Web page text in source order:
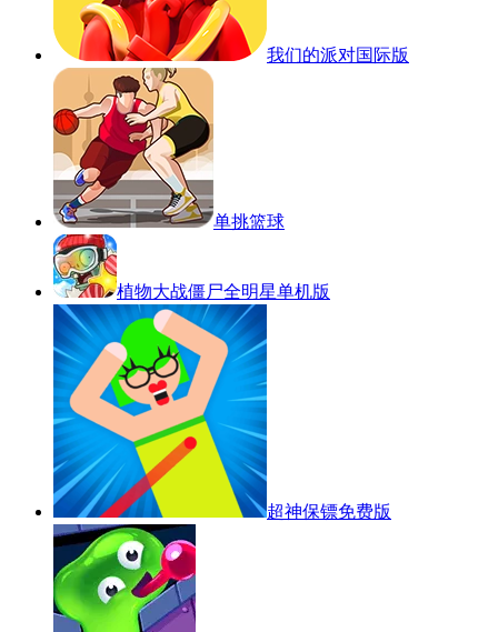
我们的派对国际版
单挑篮球
植物大战僵尸全明星单机版
超神保镖免费版